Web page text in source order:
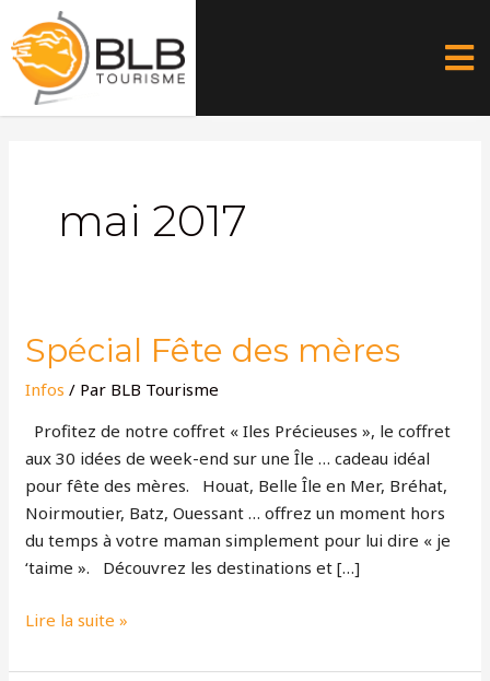
au
contenu
mai 2017
Spécial Fête des mères
Infos / Par BLB Tourisme
Profitez de notre coffret « Iles Précieuses », le coffret
aux 30 idées de week-end sur une Île … cadeau idéal
pour fête des mères. Houat, Belle Île en Mer, Bréhat,
Noirmoutier, Batz, Ouessant … offrez un moment hors
du temps à votre maman simplement pour lui dire « je
‘taime ». Découvrez les destinations et […]
Spécial
Fête
des
mères
Lire la suite »